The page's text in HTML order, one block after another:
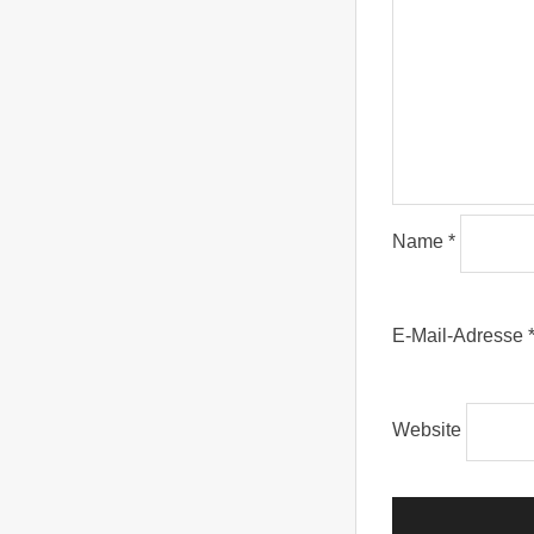
Name *
E-Mail-Adresse *
Website